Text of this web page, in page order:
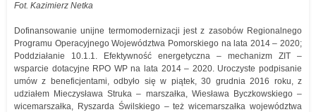
Fot. Kazimierz Netka
Dofinansowanie unijne termomodernizacji jest z zasobów Regionalnego
Programu Operacyjnego Województwa Pomorskiego na lata 2014 – 2020;
Poddziałanie 10.1.1. Efektywność energetyczna – mechanizm ZIT –
wsparcie dotacyjne RPO WP na lata 2014 – 2020. Uroczyste podpisanie
umów z beneficjentami, odbyło się w piątek, 30 grudnia 2016 roku, z
udziałem Mieczysława Struka – marszałka, Wiesława Byczkowskiego –
wicemarszałka, Ryszarda Świlskiego – też wicemarszałka województwa